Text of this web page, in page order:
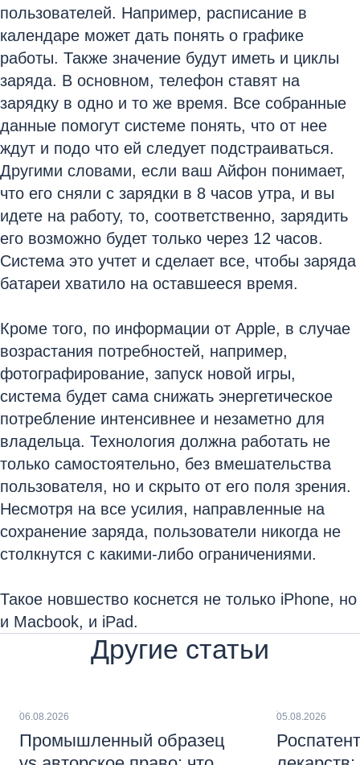
пользователей. Например, расписание в
календаре может дать понять о графике
работы. Также значение будут иметь и циклы
заряда. В основном, телефон ставят на
зарядку в одно и то же время. Все собранные
данные помогут системе понять, что от нее
ждут и подо что ей следует подстраиваться.
Другими словами, если ваш Айфон понимает,
что его сняли с зарядки в 8 часов утра, и вы
идете на работу, то, соответственно, зарядить
его возможно будет только через 12 часов.
Система это учтет и сделает все, чтобы заряда
батареи хватило на оставшееся время.
Кроме того, по информации от Apple, в случае
возрастания потребностей, например,
фотографирование, запуск новой игры,
система будет сама снижать энергетическое
потребление интенсивнее и незаметно для
владельца. Технология должна работать не
только самостоятельно, без вмешательства
пользователя, но и скрыто от его поля зрения.
Несмотря на все усилия, направленные на
сохранение заряда, пользователи никогда не
столкнутся с какими-либо ограничениями.
Такое новшество коснется не только iPhone, но
и Macbook, и iPad.
Другие статьи
06.08.2026
Промышленный образец
05.08.2026